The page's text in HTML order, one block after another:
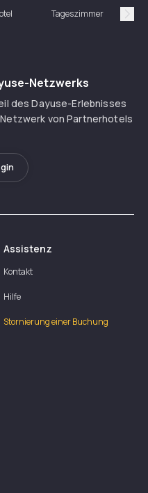
Tageszimmer
Netzwerks
des Dayuse-Erlebnisses
von Partnerhotels
Assistenz
Kontakt
Hilfe
Stornierung einer Buchung